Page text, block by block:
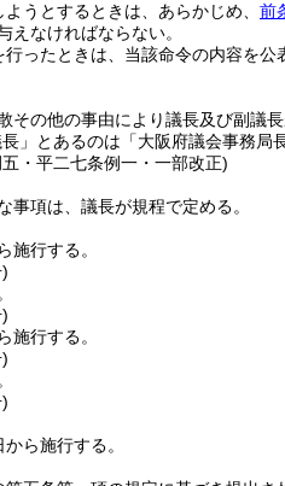
うとするときは、あらかじめ、 前
えなければならない。
ったときは、当該命令の内容を公
その他の事由により議長及び副議
」とあるのは「大阪府議会事務局
・平二七条例一・一部改正)
事項は、議長が規程で定める。
施行する。
施行する。
ら施行する。